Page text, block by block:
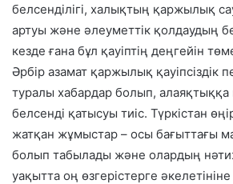
белсенділігі, халықтың қаржылық
артуы және әлеуметтік қолдаудың
кезде ғана бұл қауіптің деңгейін
Әрбір азамат қаржылық қауіпсіздік
туралы хабардар болып, алаяқтыққа
белсенді қатысуы тиіс. Түркістан
жатқан жұмыстар – осы бағыттағы
болып табылады және олардың
уақытта оң өзгерістерге